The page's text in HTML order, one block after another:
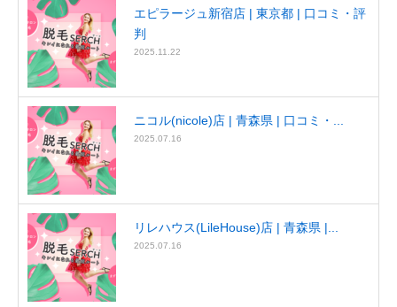
エピラージュ新宿店 | 東京都 | 口コミ・評
判
2025.11.22
ニコル(nicole)店 | 青森県 | 口コミ・...
2025.07.16
リレハウス(LileHouse)店 | 青森県 |...
2025.07.16